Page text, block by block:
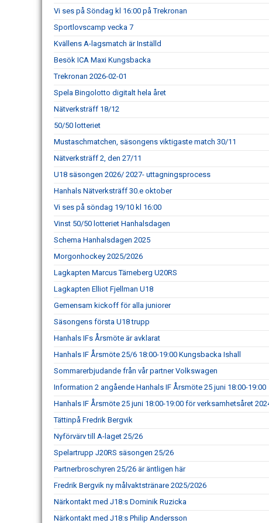
Vi ses på Söndag kl 16:00 på Trekronan
Sportlovscamp vecka 7
Kvällens A-lagsmatch är Inställd
Besök ICA Maxi Kungsbacka
Trekronan 2026-02-01
Spela Bingolotto digitalt hela året
Nätverksträff 18/12
50/50 lotteriet
Mustaschmatchen, säsongens viktigaste match 30/11
Nätverksträff 2, den 27/11
U18 säsongen 2026/ 2027- uttagningsprocess
Hanhals Nätverksträff 30.e oktober
Vi ses på söndag 19/10 kl 16:00
Vinst 50/50 lotteriet Hanhalsdagen
Schema Hanhalsdagen 2025
Morgonhockey 2025/2026
Lagkapten Marcus Tärneberg U20RS
Lagkapten Elliot Fjellman U18
Gemensam kickoff för alla juniorer
Säsongens första U18 trupp
Hanhals IFs Årsmöte är avklarat
Hanhals IF Årsmöte 25/6 18:00-19:00 Kungsbacka Ishall
Sommarerbjudande från vår partner Volkswagen
Information 2 angående Hanhals IF Årsmöte 25 juni 18:00-19:00
Hanhals IF Årsmöte 25 juni 18:00-19:00 för verksamhetsåret
Tättinpå Fredrik Bergvik
Nyförvärv till A-laget 25/26
Spelartrupp J20RS säsongen 25/26
Partnerbroschyren 25/26 är äntligen här
Fredrik Bergvik ny målvaktstränare 2025/2026
Närkontakt med J18:s Dominik Ruzicka
Närkontakt med J18:s Philip Andersson